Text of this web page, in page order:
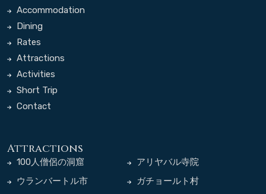
Accommodation
Dining
Rates
Attractions
Activities
Short Trip
Contact
Attractions
100人僧侶の洞窟
アリヤバル寺院
ウランバートル市
ガチョールト村